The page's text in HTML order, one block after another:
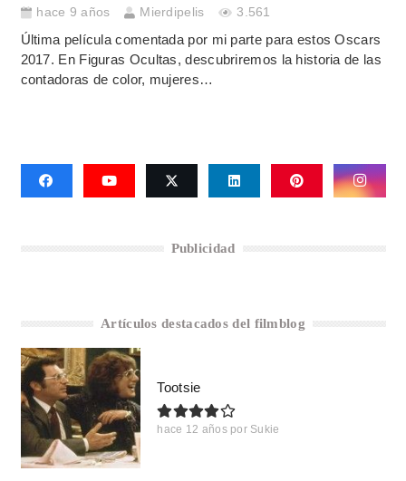
hace 9 años Mierdipelis 3.561
Última película comentada por mi parte para estos Oscars
2017. En Figuras Ocultas, descubriremos la historia de las
contadoras de color, mujeres…
Publicidad
Artículos destacados del filmblog
Tootsie
hace 12 años por Sukie